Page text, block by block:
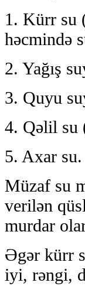
1. Kürr su
həcmində
2. Yağış
3. Quyu
4. Qəlil su
5. Axar su.
Müzaf su
verilən
murdar
Əgər kürr
iyi, rəngi,